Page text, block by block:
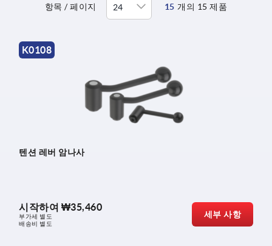
항목 / 페이지 15 개의 15 제품
K0108
텐션 레버 암나사
시작하여 ₩35,460
부가세 별도
배송비 별도
세부 사항